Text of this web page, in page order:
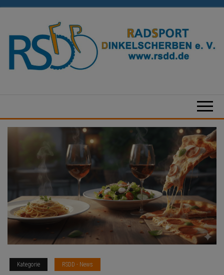
springen
e.V.
Kategorie RSDD - News